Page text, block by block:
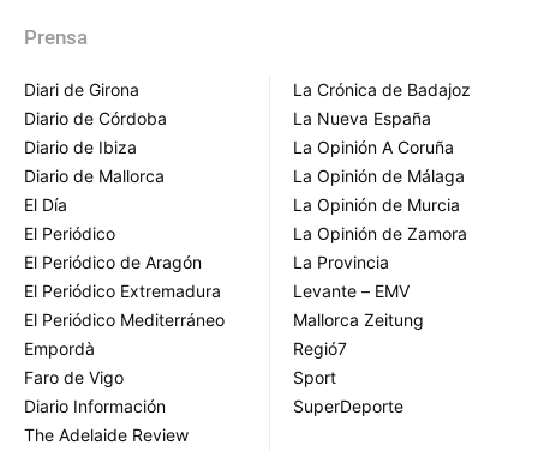
Prensa
Diari de Girona
Diario de Córdoba
Diario de Ibiza
Diario de Mallorca
El Día
El Periódico
El Periódico de Aragón
El Periódico Extremadura
El Periódico Mediterráneo
Empordà
Faro de Vigo
Diario Información
The Adelaide Review
La Crónica de Badajoz
La Nueva España
La Opinión A Coruña
La Opinión de Málaga
La Opinión de Murcia
La Opinión de Zamora
La Provincia
Levante – EMV
Mallorca Zeitung
Regió7
Sport
SuperDeporte